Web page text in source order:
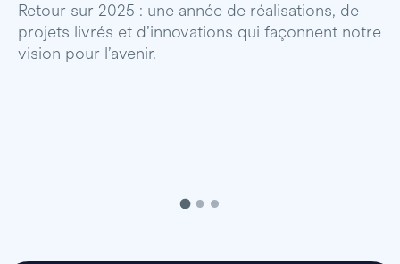
Retour sur 2025 : une année de réalisations, de
projets livrés et d’innovations qui façonnent notre
vision pour l’avenir.